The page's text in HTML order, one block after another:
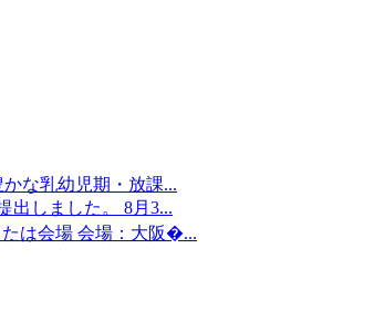
な乳幼児期・放課...
出しました。 8月3...
たは会場 会場：大阪�...